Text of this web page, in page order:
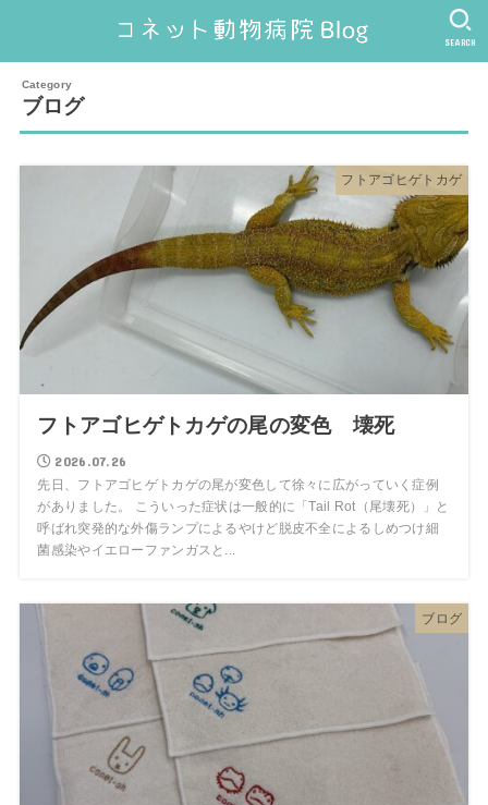
SEARCH
ブログ
フトアゴヒゲトカゲ
フトアゴヒゲトカゲの尾の変色 壊死
2026.07.26
先日、フトアゴヒゲトカゲの尾が変色して徐々に広がっていく症例
がありました。 こういった症状は一般的に「Tail Rot（尾壊死）」と
呼ばれ突発的な外傷ランプによるやけど脱皮不全によるしめつけ細
菌感染やイエローファンガスと...
ブログ